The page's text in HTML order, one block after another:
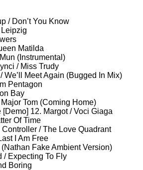
/ Don’t You Know
Matilda
(Instrumental)
/ Miss Trudy
We’ll Meet Again (Bugged In Mix)
Pentagon
Bay
Tom (Coming Home)
12. Margot / Voci Giaga
Of Time
/ The Love Quadrant
I Am Free
Fake Ambient Version)
/ Expecting To Fly
Boring